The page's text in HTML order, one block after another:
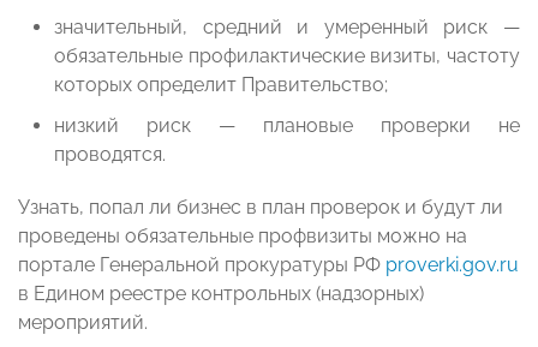
значительный, средний и умеренный риск —
обязательные профилактические визиты, частоту
которых определит Правительство;
низкий риск — плановые проверки не
проводятся.
Узнать, попал ли бизнес в план проверок и будут ли
проведены обязательные профвизиты можно на
портале Генеральной прокуратуры РФ proverki.gov.ru
в Едином реестре контрольных (надзорных)
мероприятий.